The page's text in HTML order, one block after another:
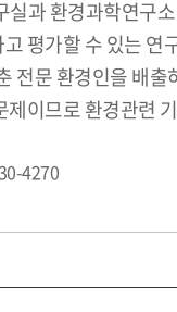
과 환경과학연구
평가할 수 있는
전문 환경인을 배
이므로 환경관련
4270